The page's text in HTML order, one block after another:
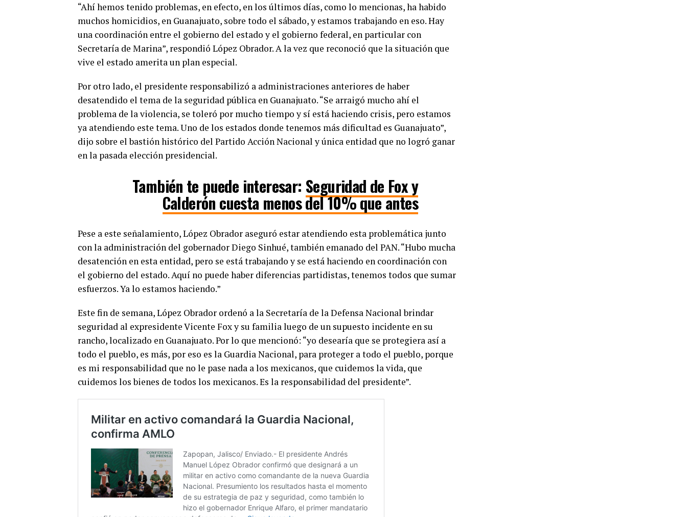
“Ahí hemos tenido problemas, en efecto, en los últimos días, como lo mencionas, ha habido
muchos homicidios, en Guanajuato, sobre todo el sábado, y estamos trabajando en eso. Hay
una coordinación entre el gobierno del estado y el gobierno federal, en particular con
Secretaría de Marina”, respondió López Obrador. A la vez que reconoció que la situación que
vive el estado amerita un plan especial.
Por otro lado, el presidente responsabilizó a administraciones anteriores de haber
desatendido el tema de la seguridad pública en Guanajuato. “Se arraigó mucho ahí el
problema de la violencia, se toleró por mucho tiempo y sí está haciendo crisis, pero estamos
ya atendiendo este tema. Uno de los estados donde tenemos más dificultad es Guanajuato”,
dijo sobre el bastión histórico del Partido Acción Nacional y única entidad que no logró ganar
en la pasada elección presidencial.
También te puede interesar: Seguridad de Fox y
Calderón cuesta menos del 10% que antes
Pese a este señalamiento, López Obrador aseguró estar atendiendo esta problemática junto
con la administración del gobernador Diego Sinhué, también emanado del PAN. “Hubo mucha
desatención en esta entidad, pero se está trabajando y se está haciendo en coordinación con
el gobierno del estado. Aquí no puede haber diferencias partidistas, tenemos todos que sumar
esfuerzos. Ya lo estamos haciendo.”
Este fin de semana, López Obrador ordenó a la Secretaría de la Defensa Nacional brindar
seguridad al expresidente Vicente Fox y su familia luego de un supuesto incidente en su
rancho, localizado en Guanajuato. Por lo que mencionó: “yo desearía que se protegiera así a
todo el pueblo, es más, por eso es la Guardia Nacional, para proteger a todo el pueblo, porque
es mi responsabilidad que no le pase nada a los mexicanos, que cuidemos la vida, que
cuidemos los bienes de todos los mexicanos. Es la responsabilidad del presidente”.